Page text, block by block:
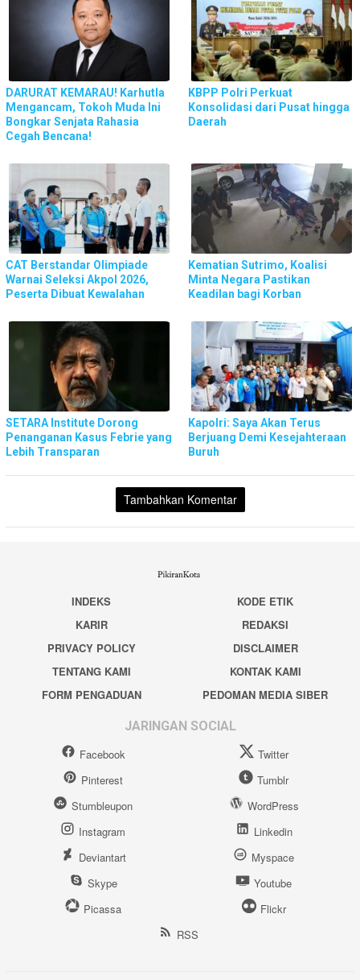
DARURAT KEMARAU! Karhutla
Mengancam, Tokoh Muda Ini
Bongkar Senjata Rahasia
Cegah Bencana!
KBPP Polri Perkuat
Konsolidasi dari Pusat hingga
Daerah
CAT Berstandar Olimpiade
Warnai Seleksi Akpol 2026,
Peserta Dibuat Kewalahan
Kematian Sutrimo, Koalisi
Minta Negara Pastikan
Keadilan bagi Korban
SETARA Institute Dorong
Penanganan Kasus Febrie yang
Lebih Transparan
Kapolri: Saya Akan Terus
Berjuang Demi Kesejahteraan
Buruh
Tambahkan Komentar
INDEKS
KODE ETIK
KARIR
REDAKSI
PRIVACY POLICY
DISCLAIMER
TENTANG KAMI
KONTAK KAMI
FORM PENGADUAN
PEDOMAN MEDIA SIBER
JARINGAN SOCIAL
Facebook
Twitter
Pinterest
Tumblr
Stumbleupon
WordPress
Instagram
Linkedin
Deviantart
Myspace
Skype
Youtube
Picassa
Flickr
RSS